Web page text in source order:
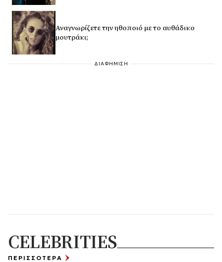
Αναγνωρίζετε την ηθοποιό με το αυθάδικο
μουτράκι;
ΔΙΑΦΗΜΙΣΗ
CELEBRITIES
ΠΕΡΙΣΣΟΤΕΡΑ